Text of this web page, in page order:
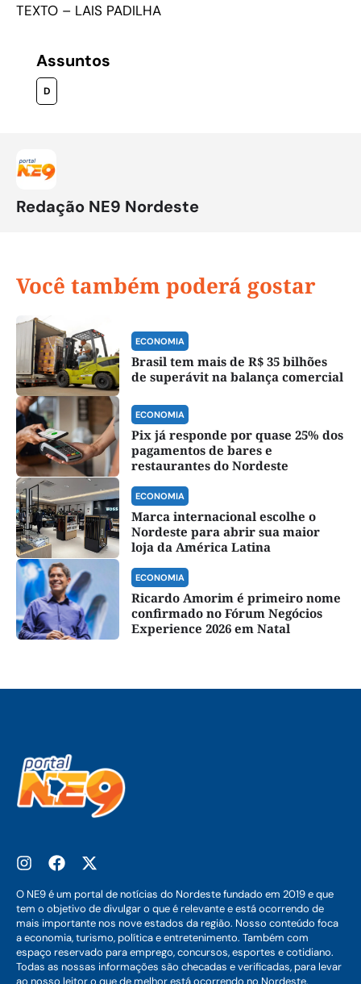
TEXTO – LAIS PADILHA
Assuntos
D
Redação NE9 Nordeste
Você também poderá gostar
ECONOMIA
Brasil tem mais de R$ 35 bilhões
de superávit na balança comercial
ECONOMIA
Pix já responde por quase 25% dos
pagamentos de bares e
restaurantes do Nordeste
ECONOMIA
Marca internacional escolhe o
Nordeste para abrir sua maior
loja da América Latina
ECONOMIA
Ricardo Amorim é primeiro nome
confirmado no Fórum Negócios
Experience 2026 em Natal
O NE9 é um portal de notícias do Nordeste fundado em 2019 e que
tem o objetivo de divulgar o que é relevante e está ocorrendo de
mais importante nos nove estados da região. Nosso conteúdo foca
a economia, turismo, política e entretenimento. Também com
espaço reservado para emprego, concursos, esportes e cotidiano.
Todas as nossas informações são checadas e verificadas, para levar